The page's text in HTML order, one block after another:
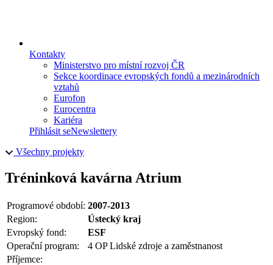
Kontakty
Ministerstvo pro místní rozvoj ČR
Sekce koordinace evropských fondů a mezinárodních
vztahů
Eurofon
Eurocentra
Kariéra
Přihlásit seNewslettery
Všechny projekty
Tréninková kavárna Atrium
Programové období: 2007-2013
Region:
Ústecký kraj
Evropský fond:
ESF
Operační program:
4 OP Lidské zdroje a zaměstnanost
Příjemce: